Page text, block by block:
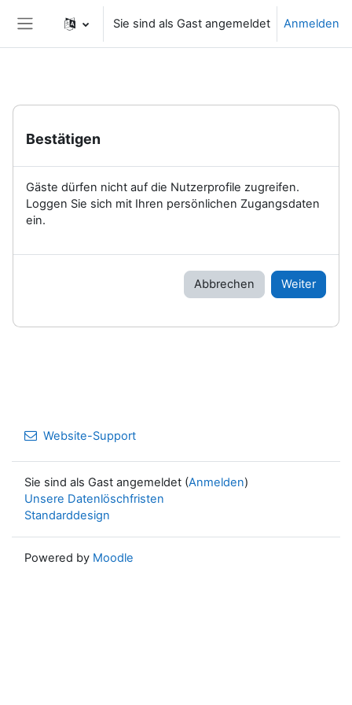
Website-Übersicht
Sie sind als Gast angemeldet Anmelden
Bestätigen
Gäste dürfen nicht auf die Nutzerprofile zugreifen.
Loggen Sie sich mit Ihren persönlichen Zugangsdaten
ein.
Abbrechen Weiter
Website-Support
Sie sind als Gast angemeldet (Anmelden)
Unsere Datenlöschfristen
Standarddesign
Powered by Moodle